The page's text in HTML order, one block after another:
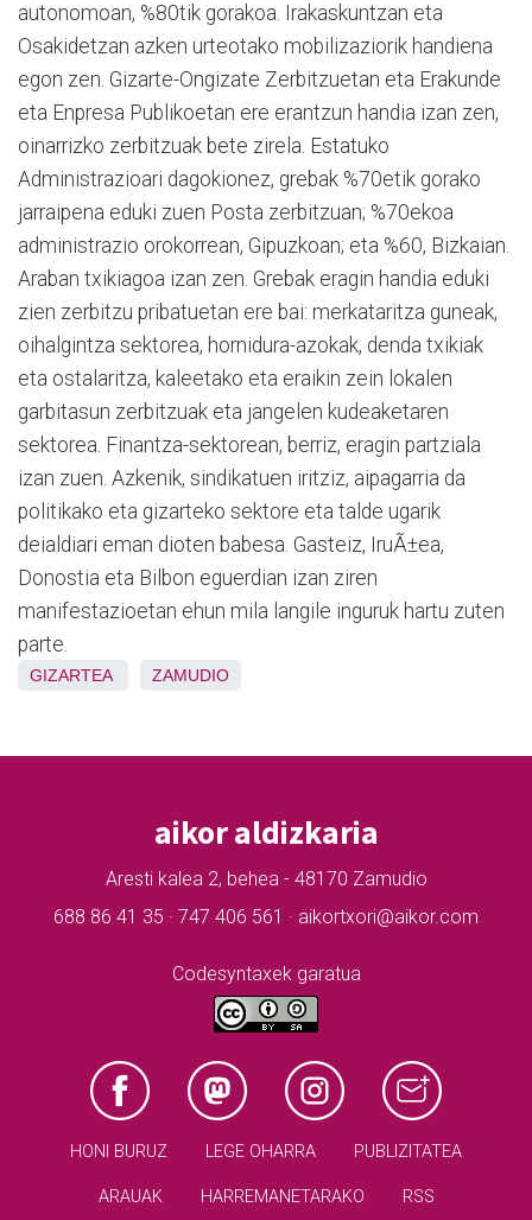
autonomoan, %80tik gorakoa. Irakaskuntzan eta
Osakidetzan azken urteotako mobilizaziorik handiena
egon zen. Gizarte-Ongizate Zerbitzuetan eta Erakunde
eta Enpresa Publikoetan ere erantzun handia izan zen,
oinarrizko zerbitzuak bete zirela. Estatuko
Administrazioari dagokionez, grebak %70etik gorako
jarraipena eduki zuen Posta zerbitzuan; %70ekoa
administrazio orokorrean, Gipuzkoan; eta %60, Bizkaian.
Araban txikiagoa izan zen. Grebak eragin handia eduki
zien zerbitzu pribatuetan ere bai: merkataritza guneak,
oihalgintza sektorea, hornidura-azokak, denda txikiak
eta ostalaritza, kaleetako eta eraikin zein lokalen
garbitasun zerbitzuak eta jangelen kudeaketaren
sektorea. Finantza-sektorean, berriz, eragin partziala
izan zuen. Azkenik, sindikatuen iritziz, aipagarria da
politikako eta gizarteko sektore eta talde ugarik
deialdiari eman dioten babesa. Gasteiz, IruÃ±ea,
Donostia eta Bilbon eguerdian izan ziren
manifestazioetan ehun mila langile inguruk hartu zuten
parte.
GIZARTEA ZAMUDIO
aikor aldizkaria
Aresti kalea 2, behea - 48170 Zamudio
688 86 41 35 · 747 406 561 · aikortxori@aikor.com
Codesyntaxek garatua
HONI BURUZ LEGE OHARRA PUBLIZITATEA
ARAUAK HARREMANETARAKO RSS